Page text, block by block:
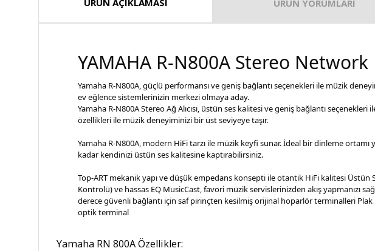
ÜRÜN YORUMLARI
YAMAHA R-N800A Stereo
Yamaha R-N800A, güçlü performansı ve geniş bağlantı seçenekleri ile müzik
ev eğlence sistemlerinizin merkezi olmaya aday.
Yamaha R-N800A Stereo Ağ Alıcısı, üstün ses kalitesi ve geniş bağlantı
özellikleri ile müzik deneyiminizi bir üst seviyeye taşır.
Yamaha R-N800A, modern HiFi tarzı ile müzik keyfi sunar. İdeal bir dinleme
kadar kendinizi üstün ses kalitesine kaptırabilirsiniz.
Top-ART mekanik yapı ve düşük empedans konsepti ile otantik HiFi kalitesi Üstün S/
Kontrolü) ve hassas EQ MusicCast, favori müzik servislerinizden akış yapmanızı
derece güvenli bağlantı için saf pirinçten kesilmiş orijinal hoparlör terminalleri
optik terminal
Yamaha RN 800A Özellikler: